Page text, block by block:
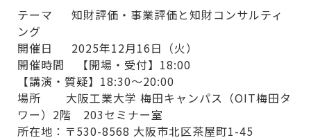
テーマ 知財評価・事業評価と知財コンサルティ
ング
開催日 2025年12月16日（火）
開催時間 【開場・受付】18:00
【講演・質疑】18:30～20:00
場所 大阪工業大学 梅田キャンパス（OIT梅田タ
ワー）2階 203セミナー室
所在地：〒530-8568 大阪市北区茶屋町1-45